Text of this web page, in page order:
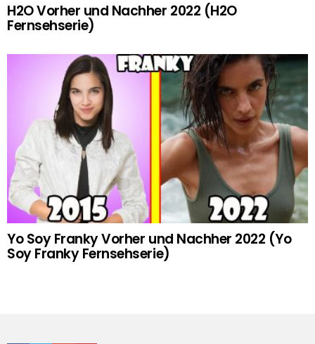
H2O Vorher und Nachher 2022 (H2O
Fernsehserie)
Yo Soy Franky Vorher und Nachher 2022 (Yo
Soy Franky Fernsehserie)